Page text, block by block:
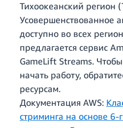
Тихоокеанский регион
Усовершенствованное
доступно во всех
предлагается сервис
GameLift Streams.
начать работу,
ресурсам.
Документация AWS:
стриминга на основе 6-